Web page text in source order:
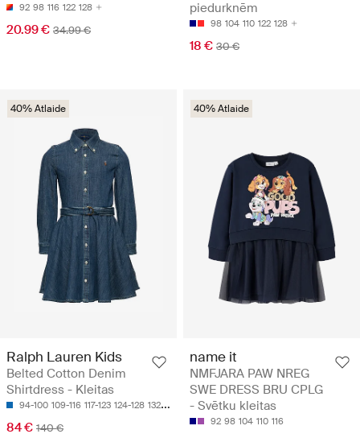
92 98 116 122 128
20.99 € 34.99 €
piedurknēm
98 104 110 122 128
18 € 30 €
40% Atlaide
Ralph Lauren Kids
Belted Cotton Denim
Shirtdress - Kleitas
94-100 109-116 117-123 124-128 132-135
84 € 140 €
40% Atlaide
name it
NMFJARA PAW NREG
SWE DRESS BRU CPLG
- Svētku kleitas
92 98 104 110 116